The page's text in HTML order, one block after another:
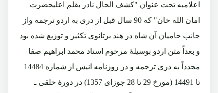
اعلامیه تحت عنوان "کشف الحال نادر بقلم اعلیحضرت
امان الله خان" که 90 سال قبل از دری به اردو ترجمه واز
جانب حامیان آن شاه در هند برتانوی تکثیر و توزیع شده بود
و بعداً متن اردو بوسیلۀ مرحوم استاد محمد ابراهیم صفا
مجدداً به دری ترجمه و در روزنامه انیس از شماره 14484
تا 14491 (مورخ 29 تا 28 جوزای 1357) در دورۀ خلقی ـ